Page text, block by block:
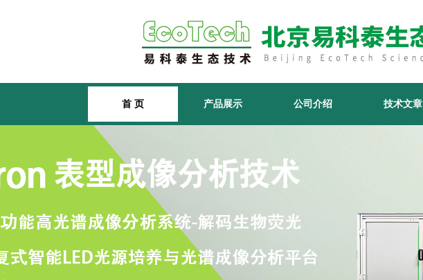
首 页 产品展示 公司介绍 技术文章